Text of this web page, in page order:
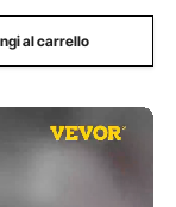
al carrello